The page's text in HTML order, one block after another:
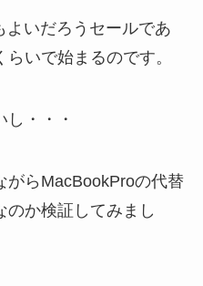
いだろうセールであ
らいで始まるのです。
・・・
がらMacBookProの代替
のか検証してみまし